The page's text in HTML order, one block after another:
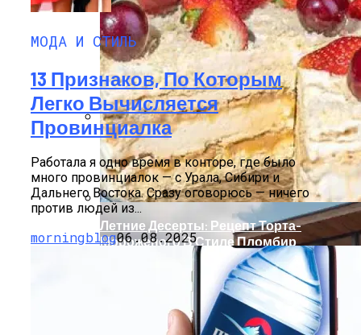
Как Правильно Выбрать Дом Для
Северной Стороны Участка
Летние Десерты: Рецепт Торта-
Мороженого В Стиле Пломбир
МОДА И СТИЛЬ
13 Признаков, По Которым
Легко Вычисляется
Провинциалка
Работала я одно время в конторе, где было
много провинциалок — с Урала, Сибири и
Дальнего Востока. Сразу оговорюсь — ничего
против людей из...
morningblog06.08.2025